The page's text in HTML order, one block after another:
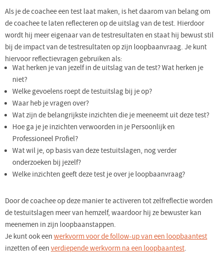
Als je de coachee een test laat maken, is het daarom van belang om
de coachee te laten reflecteren op de uitslag van de test. Hierdoor
wordt hij meer eigenaar van de testresultaten en staat hij bewust stil
bij de impact van de testresultaten op zijn loopbaanvraag. Je kunt
hiervoor reflectievragen gebruiken als:
Wat herken je van jezelf in de uitslag van de test? Wat herken je
niet?
Welke gevoelens roept de testuitslag bij je op?
Waar heb je vragen over?
Wat zijn de belangrijkste inzichten die je meeneemt uit deze test?
Hoe ga je je inzichten verwoorden in je Persoonlijk en
Professioneel Profiel?
Wat wil je, op basis van deze testuitslagen, nog verder
onderzoeken bij jezelf?
Welke inzichten geeft deze test je over je loopbaanvraag?
Door de coachee op deze manier te activeren tot zelfreflectie worden
de testuitslagen meer van hemzelf, waardoor hij ze bewuster kan
meenemen in zijn loopbaanstappen.
Je kunt ook een werkvorm voor de follow-up van een loopbaantest
inzetten of een verdiepende werkvorm na een loopbaantest.